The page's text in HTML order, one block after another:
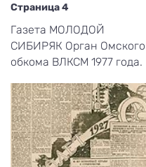
Страница 4
Газета МОЛОДОЙ
СИБИРЯК Орган Омского
обкома ВЛКСМ 1977 года.